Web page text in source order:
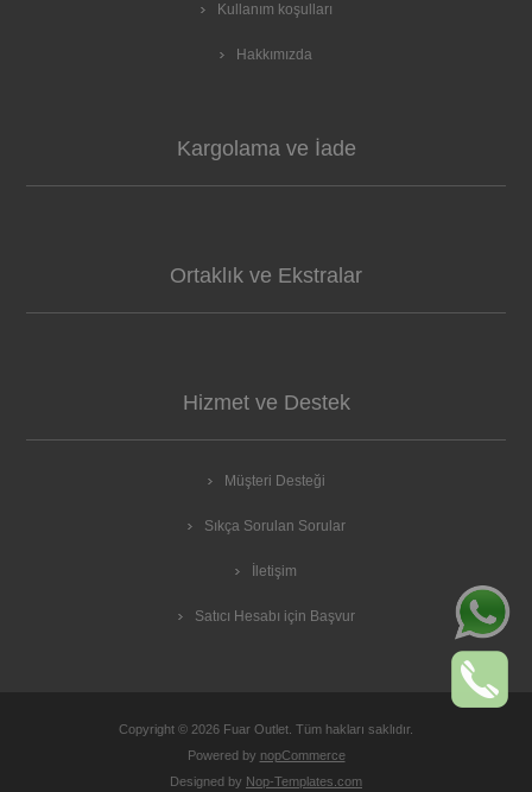
Kullanım koşulları
Hakkımızda
Kargolama ve İade
Ortaklık ve Ekstralar
Hizmet ve Destek
Müşteri Desteği
Sıkça Sorulan Sorular
İletişim
Satıcı Hesabı için Başvur
Copyright © 2026 Fuar Outlet. Tüm hakları saklıdır.
Powered by nopCommerce
Designed by Nop-Templates.com